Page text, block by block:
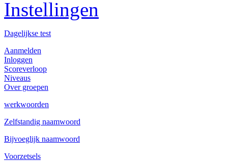
Instellingen
Dagelijkse test
Aanmelden
Inloggen
Scoreverloop
Niveaus
Over groepen
werkwoorden
Zelfstandig naamwoord
Bijvoeglijk naamwoord
Voorzetsels